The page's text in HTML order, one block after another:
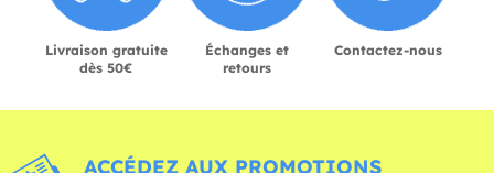
Livraison gratuite
dès 50€
Échanges et
retours
Contactez-nous
ACCÉDEZ AUX PROMOTIONS